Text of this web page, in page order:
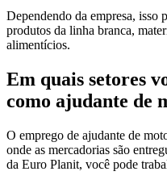
Dependendo da empresa, isso
produtos da linha branca,
alimentícios.
Em quais setores
como ajudante de
O emprego de ajudante de
onde as mercadorias são
da Euro Planit, você pode